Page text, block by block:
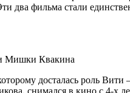
два фильма стали
Мишки Квакина
досталась роль Вити
снимался в кино с 4-х